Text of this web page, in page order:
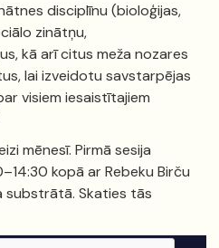
disciplīnu (bioloģijas,
zinātņu,
kā arī citus meža nozares
lai izveidotu savstarpējas
visiem iesaistītajiem
mēnesī. Pirmā sesija
kopā ar Rebeku Birču
substrātā. Skaties tās